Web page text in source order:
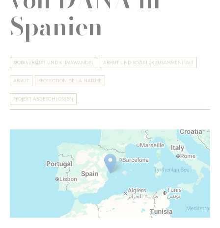
Spanien
BIODIVERSITÄT UND KLIMAWANDEL ARMUT UND SOZIALER ZUSAMMENHALT
ARMUT PROTECTION DE LA NATURE
PROJEKT ABGESCHLOSSEN